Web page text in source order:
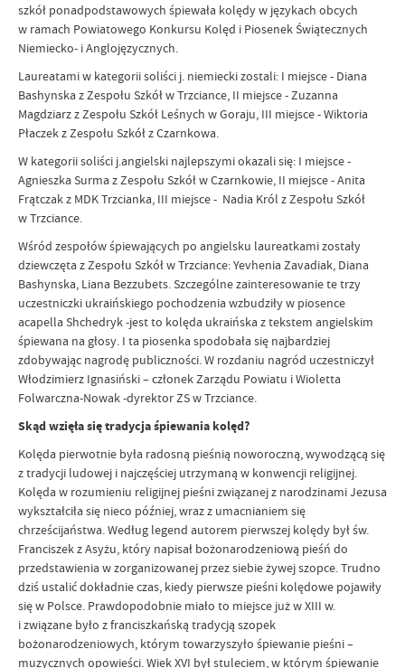
szkół ponadpodstawowych śpiewała kolędy w językach obcych
w ramach Powiatowego Konkursu Kolęd i Piosenek Świątecznych
Niemiecko- i Anglojęzycznych.
Laureatami w kategorii soliści j. niemiecki zostali: I miejsce - Diana
Bashynska z Zespołu Szkół w Trzciance, II miejsce - Zuzanna
Magdziarz z Zespołu Szkół Leśnych w Goraju, III miejsce - Wiktoria
Płaczek z Zespołu Szkół z Czarnkowa.
W kategorii soliści j.angielski najlepszymi okazali się: I miejsce -
Agnieszka Surma z Zespołu Szkół w Czarnkowie, II miejsce - Anita
Frątczak z MDK Trzcianka, III miejsce - Nadia Król z Zespołu Szkół
w Trzciance.
Wśród zespołów śpiewających po angielsku laureatkami zostały
dziewczęta z Zespołu Szkół w Trzciance: Yevhenia Zavadiak, Diana
Bashynska, Liana Bezzubets. Szczególne zainteresowanie te trzy
uczestniczki ukraińskiego pochodzenia wzbudziły w piosence
acapella Shchedryk -jest to kolęda ukraińska z tekstem angielskim
śpiewana na głosy. I ta piosenka spodobała się najbardziej
zdobywając nagrodę publiczności. W rozdaniu nagród uczestniczył
Włodzimierz Ignasiński – członek Zarządu Powiatu i Wioletta
Folwarczna-Nowak -dyrektor ZS w Trzciance.
Skąd wzięła się tradycja śpiewania kolęd?
Kolęda pierwotnie była radosną pieśnią noworoczną, wywodzącą się
z tradycji ludowej i najczęściej utrzymaną w konwencji religijnej.
Kolęda w rozumieniu religijnej pieśni związanej z narodzinami Jezusa
wykształciła się nieco później, wraz z umacnianiem się
chrześcijaństwa. Według legend autorem pierwszej kolędy był św.
Franciszek z Asyżu, który napisał bożonarodzeniową pieśń do
przedstawienia w zorganizowanej przez siebie żywej szopce. Trudno
dziś ustalić dokładnie czas, kiedy pierwsze pieśni kolędowe pojawiły
się w Polsce. Prawdopodobnie miało to miejsce już w XIII w.
i związane było z franciszkańską tradycją szopek
bożonarodzeniowych, którym towarzyszyło śpiewanie pieśni –
muzycznych opowieści. Wiek XVI był stuleciem, w którym śpiewanie